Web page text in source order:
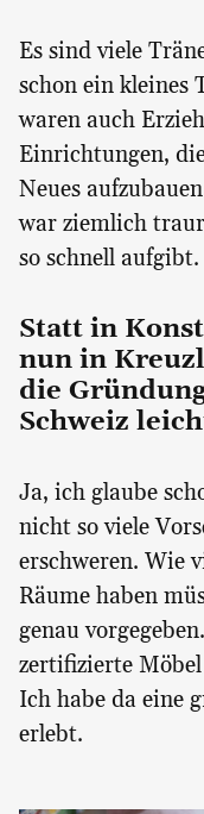
Es sind viele
schon ein kleines
waren auch
Einrichtungen,
Neues
war ziemlich
so schnell aufgibt.
Statt in
nun in
die
Schweiz
Ja, ich glaube
nicht so viele
erschweren. Wie
Räume haben
genau
zertifizierte
Ich habe da eine
erlebt.